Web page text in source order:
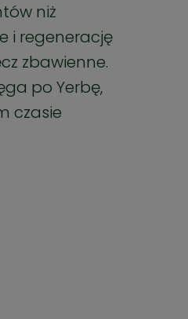
niż
i regenerację
zbawienne.
po Yerbę,
czasie